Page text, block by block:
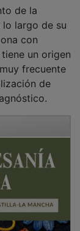
largo de su
con
un origen
frecuente
de